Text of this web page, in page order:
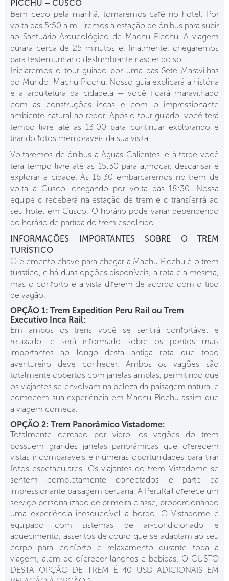
PICCHU – CUSCO
Bem cedo pela manhã, tomaremos café no hotel. Por
volta das 5:50 a.m., iremos à estação de ônibus para subir
ao Santuário Arqueológico de Machu Picchu. A viagem
durará cerca de 25 minutos e, finalmente, chegaremos
para testemunhar o deslumbrante nascer do sol.
Iniciaremos o tour guiado por uma das Sete Maravilhas
do Mundo: Machu Picchu. Nosso guia explicará a história
e a arquitetura da cidadela — você ficará maravilhado
com as construções incas e com o impressionante
ambiente natural ao redor. Após o tour guiado, você terá
tempo livre até as 13:00 para continuar explorando e
tirando fotos memoráveis da sua visita.
Voltaremos de ônibus a Águas Calientes, e à tarde você
terá tempo livre até as 15:30 para almoçar, descansar e
explorar a cidade. Às 16:30 embarcaremos no trem de
volta a Cusco, chegando por volta das 18:30. Nossa
equipe o receberá na estação de trem e o transferirá ao
seu hotel em Cusco. O horário pode variar dependendo
do horário de partida do trem escolhido.
INFORMAÇÕES IMPORTANTES SOBRE O TREM
TURÍSTICO
O elemento chave para chegar a Machu Picchu é o trem
turístico, e há duas opções disponíveis; a rota é a mesma,
mas o conforto e a vista diferem de acordo com o tipo
de vagão.
OPÇÃO 1: Trem Expedition Peru Rail ou Trem
Executivo Inca Rail:
Em ambos os trens você se sentirá confortável e
relaxado, e será informado sobre os pontos mais
importantes ao longo desta antiga rota que todo
aventureiro deve conhecer. Ambos os vagões são
totalmente cobertos com janelas amplas, permitindo que
os viajantes se envolvam na beleza da paisagem natural e
comecem sua experiência em Machu Picchu assim que
a viagem começa.
OPÇÃO 2: Trem Panorâmico Vistadome:
Totalmente cercado por vidro, os vagões do trem
possuem grandes janelas panorâmicas que oferecem
vistas incomparáveis e inúmeras oportunidades para tirar
fotos espetaculares. Os viajantes do trem Vistadome se
sentem completamente conectados e parte da
impressionante paisagem peruana. A PeruRail oferece um
serviço personalizado de primeira classe, proporcionando
uma experiência inesquecível a bordo. O Vistadome é
equipado com sistemas de ar-condicionado e
aquecimento, assentos de couro que se adaptam ao seu
corpo para conforto e relaxamento durante toda a
viagem, além de oferecer lanches e bebidas. O CUSTO
DESTA OPÇÃO DE TREM É 40 USD ADICIONAIS EM